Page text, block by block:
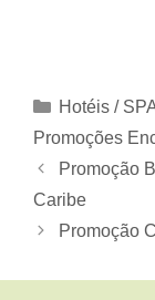
Categorias
Hotéis /
Promoções
Promoção
Caribe
Promoção